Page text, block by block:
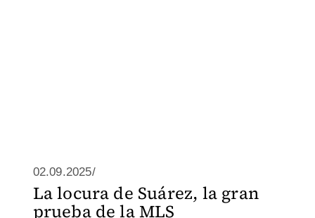
02.09.2025/
La locura de Suárez, la gran
prueba de la MLS